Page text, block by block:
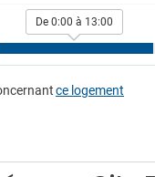
De 0:00 à 13:00
ce logement